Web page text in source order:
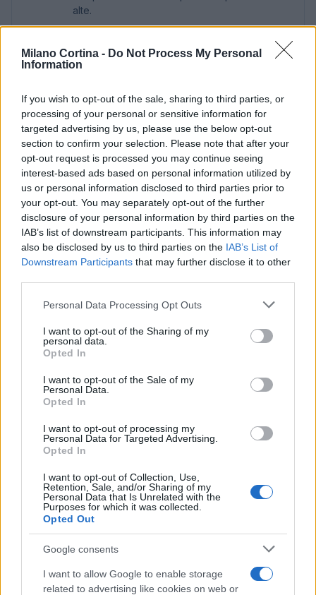
Milano Cortina - Do Not Process My Personal
Information
If you wish to opt-out of the sale, sharing to third parties, or
processing of your personal or sensitive information for
targeted advertising by us, please use the below opt-out
section to confirm your selection. Please note that after your
opt-out request is processed you may continue seeing
interest-based ads based on personal information utilized by
us or personal information disclosed to third parties prior to
your opt-out. You may separately opt-out of the further
disclosure of your personal information by third parties on the
IAB’s list of downstream participants. This information may
also be disclosed by us to third parties on the IAB’s List of
Downstream Participants that may further disclose it to other
Please note that this website/app uses one or more Google
not limited to your visit or usage behaviour. You may click to
grant or deny consent to Google and its third-party tags to
use your data for below specified purposes in below Google
consent section.
Personal Data Processing Opt Outs
I want to opt-out of the Sharing of my
personal data.
Opted In
I want to opt-out of the Sale of my
Personal Data.
Opted In
I want to opt-out of processing my
Personal Data for Targeted Advertising.
Opted In
I want to opt-out of Collection, Use,
Retention, Sale, and/or Sharing of my
Personal Data that Is Unrelated with the
Purposes for which it was collected.
Opted Out
Google consents
I want to allow Google to enable storage
related to advertising like cookies on web or
alte.
Continua a leggere
SCI ACROBATICO